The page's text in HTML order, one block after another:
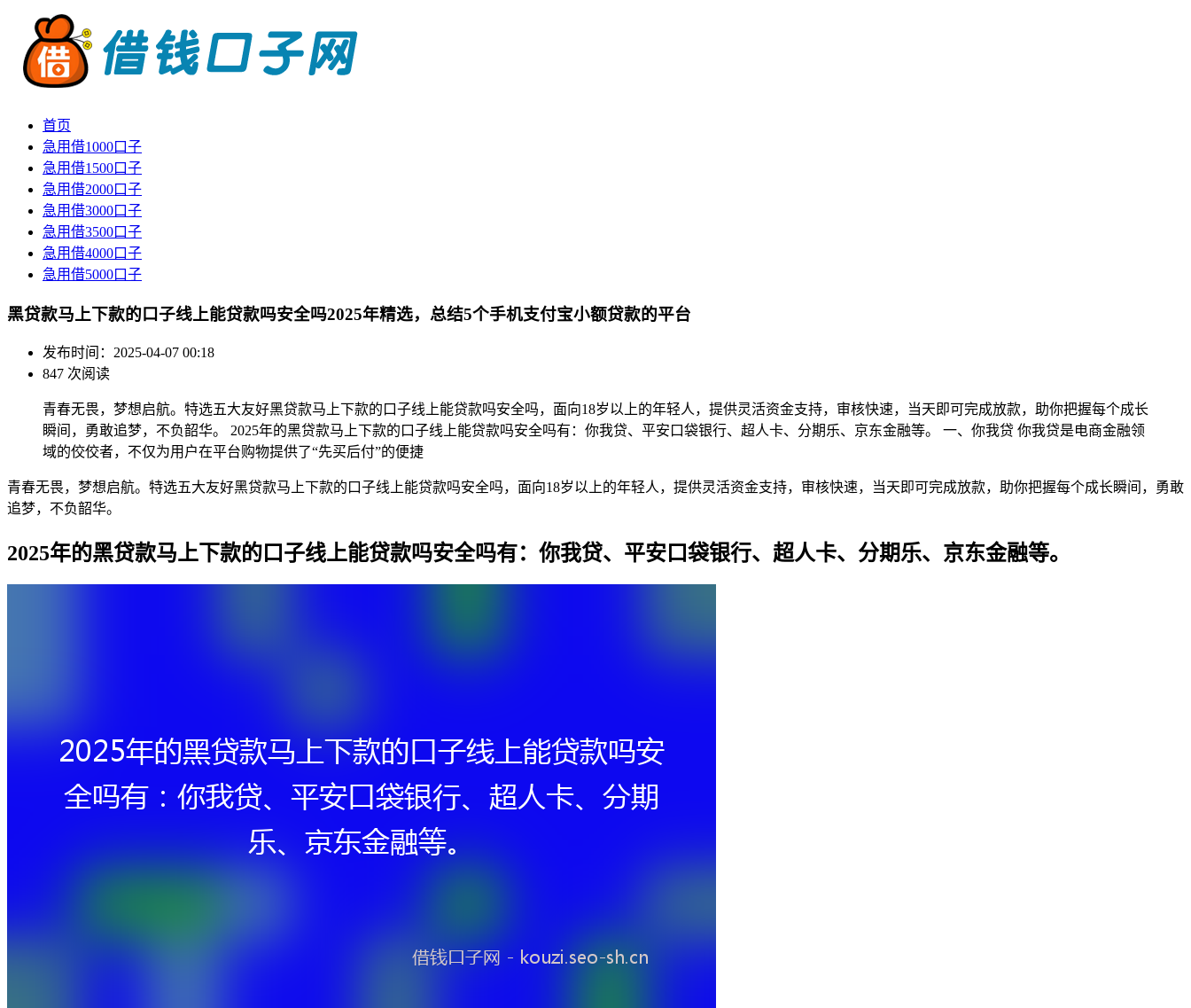
首页
急用借1000口子
急用借1500口子
急用借2000口子
急用借3000口子
急用借3500口子
急用借4000口子
急用借5000口子
黑贷款马上下款的口子线上能贷款吗安全吗2025年精选，总结5个手机支付宝小额贷款的平台
发布时间：2025-04-07 00:18
847 次阅读
青春无畏，梦想启航。特选五大友好黑贷款马上下款的口子线上能贷款吗安全吗，面向18岁以上的年轻人，提供灵活资金支持，审核快速，当天即可完成放款，助你把握每个成长
瞬间，勇敢追梦，不负韶华。 2025年的黑贷款马上下款的口子线上能贷款吗安全吗有：你我贷、平安口袋银行、超人卡、分期乐、京东金融等。 一、你我贷 你我贷是电商金融领
域的佼佼者，不仅为用户在平台购物提供了“先买后付”的便捷
青春无畏，梦想启航。特选五大友好黑贷款马上下款的口子线上能贷款吗安全吗，面向18岁以上的年轻人，提供灵活资金支持，审核快速，当天即可完成放款，助你把握每个成长瞬间，勇敢
追梦，不负韶华。
2025年的黑贷款马上下款的口子线上能贷款吗安全吗有：你我贷、平安口袋银行、超人卡、分期乐、京东金融等。